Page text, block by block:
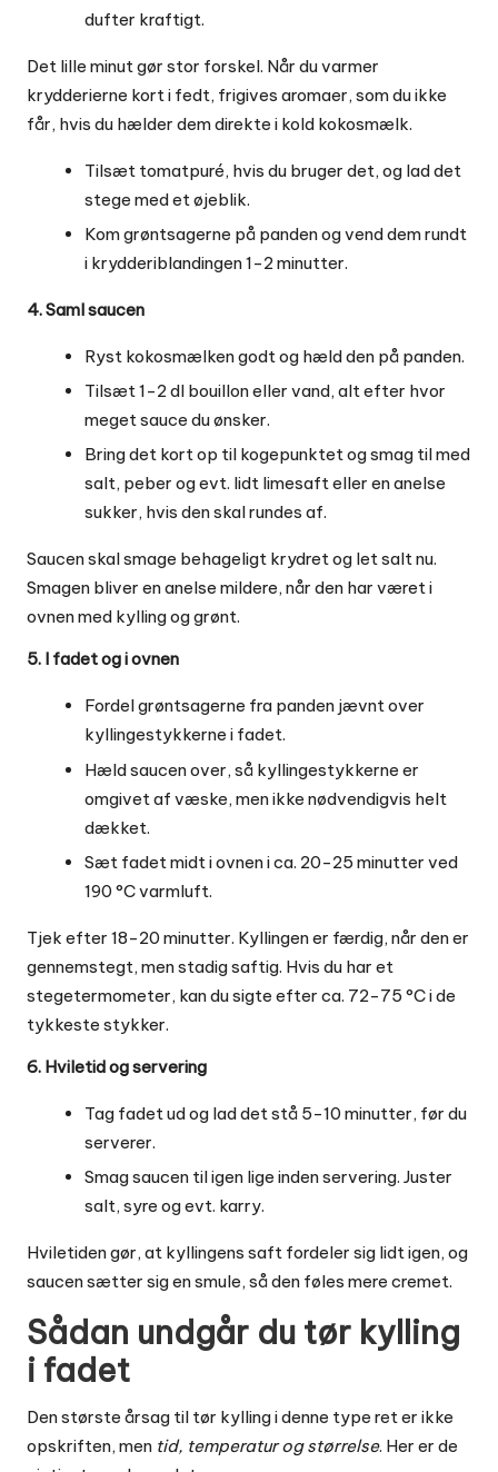
dufter kraftigt.
Det lille minut gør stor forskel. Når du varmer
krydderierne kort i fedt, frigives aromaer, som du ikke
får, hvis du hælder dem direkte i kold kokosmælk.
Tilsæt tomatpuré, hvis du bruger det, og lad det
stege med et øjeblik.
Kom grøntsagerne på panden og vend dem rundt
i krydderiblandingen 1-2 minutter.
4. Saml saucen
Ryst kokosmælken godt og hæld den på panden.
Tilsæt 1-2 dl bouillon eller vand, alt efter hvor
meget sauce du ønsker.
Bring det kort op til kogepunktet og smag til med
salt, peber og evt. lidt limesaft eller en anelse
sukker, hvis den skal rundes af.
Saucen skal smage behageligt krydret og let salt nu.
Smagen bliver en anelse mildere, når den har været i
ovnen med kylling og grønt.
5. I fadet og i ovnen
Fordel grøntsagerne fra panden jævnt over
kyllingestykkerne i fadet.
Hæld saucen over, så kyllingestykkerne er
omgivet af væske, men ikke nødvendigvis helt
dækket.
Sæt fadet midt i ovnen i ca. 20-25 minutter ved
190 °C varmluft.
Tjek efter 18-20 minutter. Kyllingen er færdig, når den er
gennemstegt, men stadig saftig. Hvis du har et
stegetermometer, kan du sigte efter ca. 72-75 °C i de
tykkeste stykker.
6. Hviletid og servering
Tag fadet ud og lad det stå 5-10 minutter, før du
serverer.
Smag saucen til igen lige inden servering. Juster
salt, syre og evt. karry.
Hviletiden gør, at kyllingens saft fordeler sig lidt igen, og
saucen sætter sig en smule, så den føles mere cremet.
Sådan undgår du tør kylling
i fadet
Den største årsag til tør kylling i denne type ret er ikke
opskriften, men tid, temperatur og størrelse. Her er de